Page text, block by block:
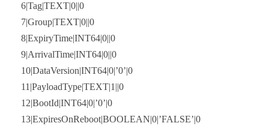
6|Tag|TEXT|0||0
7|Group|TEXT|0||0
8|ExpiryTime|INT64|0||0
9|ArrivalTime|INT64|0||0
10|DataVersion|INT64|0|’0’|0
11|PayloadType|TEXT|1||0
12|BootId|INT64|0|’0’|0
13|ExpiresOnReboot|BOOLEAN|0|’FALSE’|0